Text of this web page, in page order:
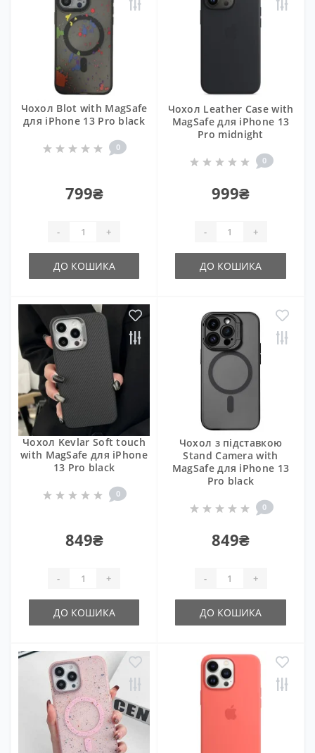
Чохол Blot with MagSafe
для iPhone 13 Pro black
0
799₴
- +
ДО КОШИКА
Чохол Leather Case with
MagSafe для iPhone 13
Pro midnight
0
999₴
- +
ДО КОШИКА
Чохол Kevlar Soft touch
with MagSafe для iPhone
13 Pro black
0
849₴
- +
ДО КОШИКА
Чохол з підставкою
Stand Camera with
MagSafe для iPhone 13
Pro black
0
849₴
- +
ДО КОШИКА